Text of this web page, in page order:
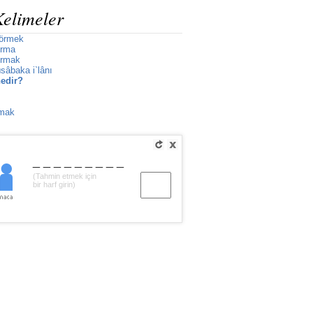
i`lânı
(Tahmin etmek için
bir harf girin)